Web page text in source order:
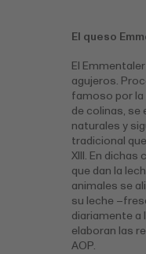
El queso
El
agujeros.
famoso por la
de colinas, se
naturales y
tradicional
XIII. En
que dan la
animales se
su leche
diariamente a
elaboran las
AOP.